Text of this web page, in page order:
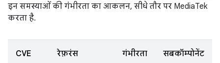
इन समस्याओं की गंभीरता का आकलन, सीधे तौर पर MediaTek
करता है.
CVE रेफ़रंस गंभीरता सबकॉम्पोनेंट